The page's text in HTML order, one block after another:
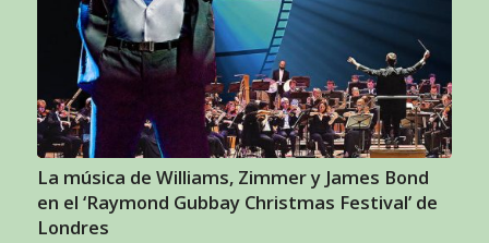
La música de Williams, Zimmer y James Bond
en el ‘Raymond Gubbay Christmas Festival’ de
Londres